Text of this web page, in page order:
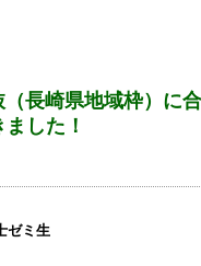
長崎県地域枠）に
した！
ゼミ生